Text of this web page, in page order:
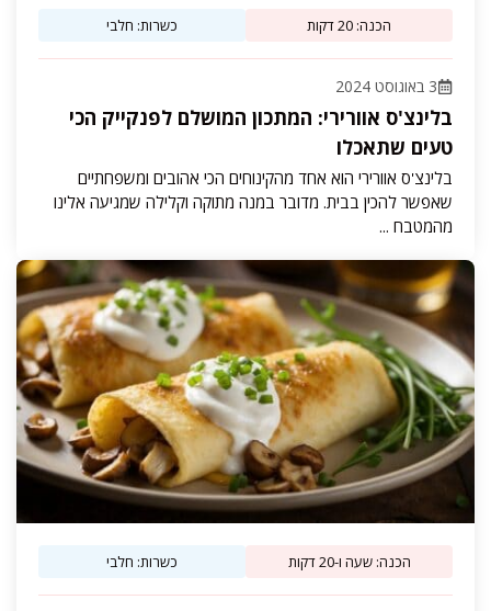
הכנה: 20 דקות כשרות: חלבי
3 באוגוסט 2024
בלינצ'ס אוורירי: המתכון המושלם לפנקייק הכי
טעים שתאכלו
בלינצ'ס אוורירי הוא אחד מהקינוחים הכי אהובים ומשפחתיים
שאפשר להכין בבית. מדובר במנה מתוקה וקלילה שמגיעה אלינו
מהמטבח ...
הכנה: שעה ו-20 דקות כשרות: חלבי